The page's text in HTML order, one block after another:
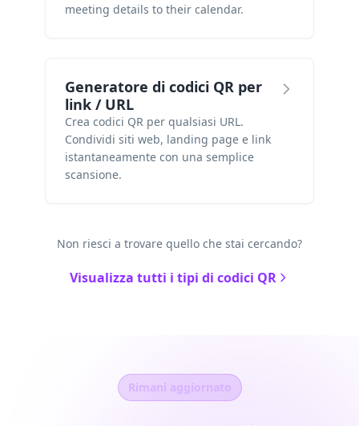
meeting details to their calendar.
Generatore di codici QR per
link / URL
Crea codici QR per qualsiasi URL.
Condividi siti web, landing page e link
istantaneamente con una semplice
scansione.
Non riesci a trovare quello che stai cercando?
Visualizza tutti i tipi di codici QR
Rimani aggiornato